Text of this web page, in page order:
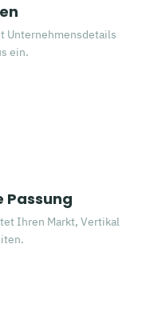
Unternehmensdetails
ein.
Passung
Ihren Markt, Vertikal